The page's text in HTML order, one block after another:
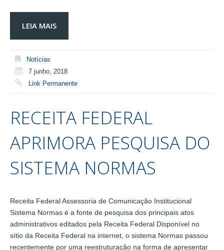
LEIA MAIS
Notícias
7 junho, 2018
Link Permanente
RECEITA FEDERAL
APRIMORA PESQUISA DO
SISTEMA NORMAS
Receita Federal Assessoria de Comunicação Institucional
Sistema Normas é a fonte de pesquisa dos principais atos
administrativos editados pela Receita Federal Disponível no
sítio da Receita Federal na internet, o sistema Normas passou
recentemente por uma reestruturação na forma de apresentar